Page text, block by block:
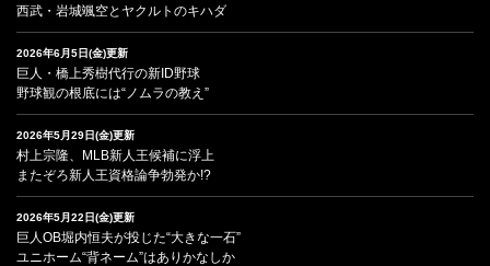
西武・岩城颯空とヤクルトのキハダ
2026年6月5日(金)更新
巨人・橋上秀樹代行の新ID野球
野球観の根底には“ノムラの教え”
2026年5月29日(金)更新
村上宗隆、MLB新人王候補に浮上
またぞろ新人王資格論争勃発か!?
2026年5月22日(金)更新
巨人OB堀内恒夫が投じた“大きな一石”
ユニホーム“背ネーム”はありかなしか